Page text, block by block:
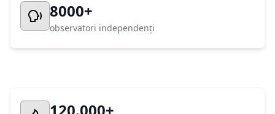
observatori independenți
8000+